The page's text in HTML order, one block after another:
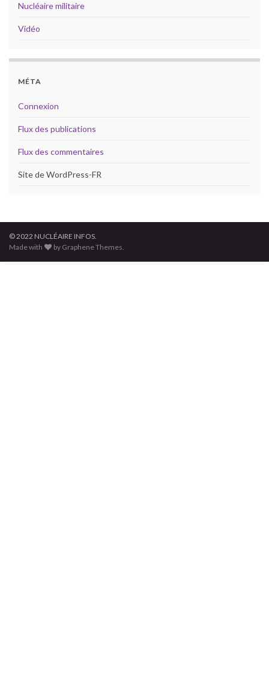
Nucléaire militaire
Vidéo
MÉTA
Connexion
Flux des publications
Flux des commentaires
Site de WordPress-FR
© 2022 NUCLÉAIRE INFOS.
Made with
by Graphene Themes.